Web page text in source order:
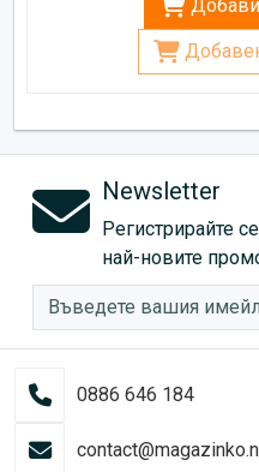
Newsletter
Регистрирайте
най-новите
0886 646 184